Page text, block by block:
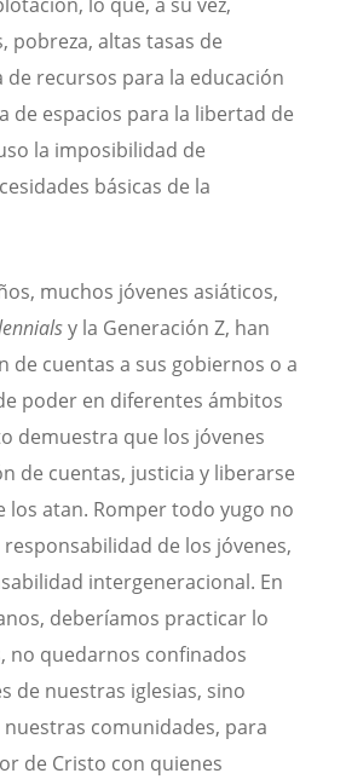
pobreza, altas tasas de
de recursos para la educación
de espacios para la libertad de
la imposibilidad de
básicas de la
muchos jóvenes asiáticos,
y la Generación Z, han
de cuentas a sus gobiernos o a
poder en diferentes ámbitos
demuestra que los jóvenes
de cuentas, justicia y liberarse
los atan. Romper todo yugo no
de los jóvenes,
intergeneracional. En
deberíamos practicar lo
no quedarnos confinados
de nuestras iglesias, sino
nuestras comunidades, para
de Cristo con quienes